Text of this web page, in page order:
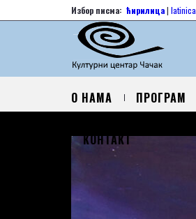
Избор писма: ћирилица| latinica
О НАМА ПРОГРАМ
КОНТАКТ